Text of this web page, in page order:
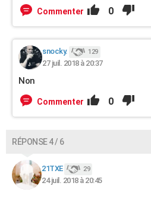
Commenter 0
snocky. 129
27 juil. 2018 à 20:37
Non
Commenter 0
RÉPONSE 4 / 6
21TXE 29
24 juil. 2018 à 20:45